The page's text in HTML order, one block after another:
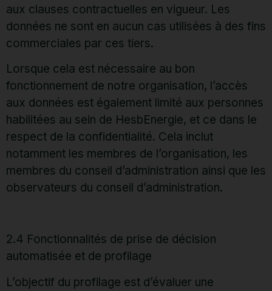
aux clauses contractuelles en vigueur. Les
données ne sont en aucun cas utilisées à des fins
commerciales par ces tiers.
Lorsque cela est nécessaire au bon
fonctionnement de notre organisation, l’accès
aux données est également limité aux personnes
habilitées au sein de HesbEnergie, et ce dans le
respect de la confidentialité. Cela inclut
notamment les membres de l’organisation, les
membres du conseil d’administration ainsi que les
observateurs du conseil d’administration.
2.4 Fonctionnalités de prise de décision
automatisée et de profilage
L’objectif du profilage est d’évaluer une